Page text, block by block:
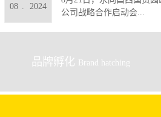
公司战略合作启动会...
08 . 2024
品牌孵化 Brand hatching